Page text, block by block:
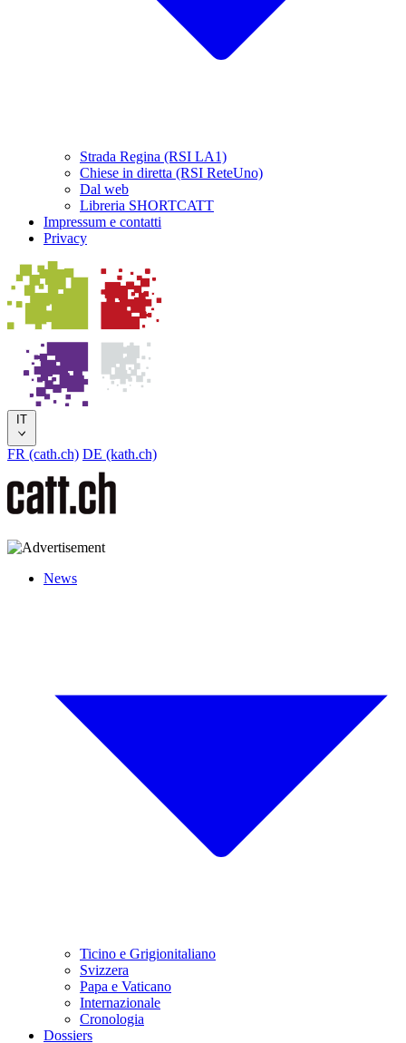
Strada Regina (RSI LA1)
Chiese in diretta (RSI ReteUno)
Dal web
Libreria SHORTCATT
Impressum e contatti
Privacy
IT
FR (cath.ch) DE (kath.ch)
News
Ticino e Grigionitaliano
Svizzera
Papa e Vaticano
Internazionale
Cronologia
Dossiers